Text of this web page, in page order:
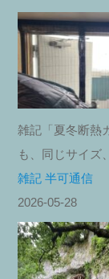
雑記「夏冬断熱
も、同じサイズ
雑記 半可通信
2026-05-28